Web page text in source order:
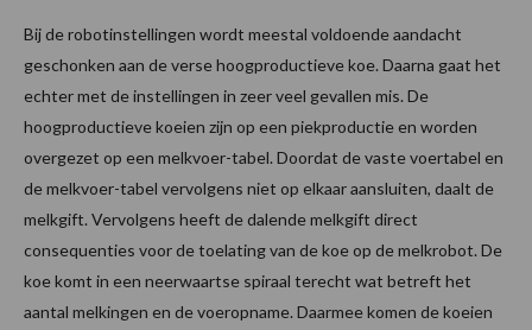
Bij de robotinstellingen wordt meestal voldoende aandacht
geschonken aan de verse hoogproductieve koe. Daarna gaat het
echter met de instellingen in zeer veel gevallen mis. De
hoogproductieve koeien zijn op een piekproductie en worden
overgezet op een melkvoer-tabel. Doordat de vaste voertabel en
de melkvoer-tabel vervolgens niet op elkaar aansluiten, daalt de
melkgift. Vervolgens heeft de dalende melkgift direct
consequenties voor de toelating van de koe op de melkrobot. De
koe komt in een neerwaartse spiraal terecht wat betreft het
aantal melkingen en de voeropname. Daarmee komen de koeien